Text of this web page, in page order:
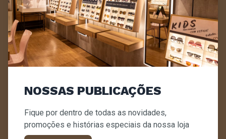
NOSSAS PUBLICAÇÕES
Fique por dentro de todas as novidades,
promoções e histórias especiais da nossa loja